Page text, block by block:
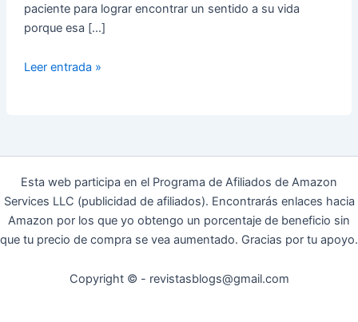
paciente para lograr encontrar un sentido a su vida
porque esa […]
¿Qué
Leer entrada »
Esta web participa en el Programa de Afiliados de Amazon
Services LLC (publicidad de afiliados). Encontrarás enlaces hacia
Amazon por los que yo obtengo un porcentaje de beneficio sin
que tu precio de compra se vea aumentado. Gracias por tu apoyo.
Copyright © - revistasblogs@gmail.com